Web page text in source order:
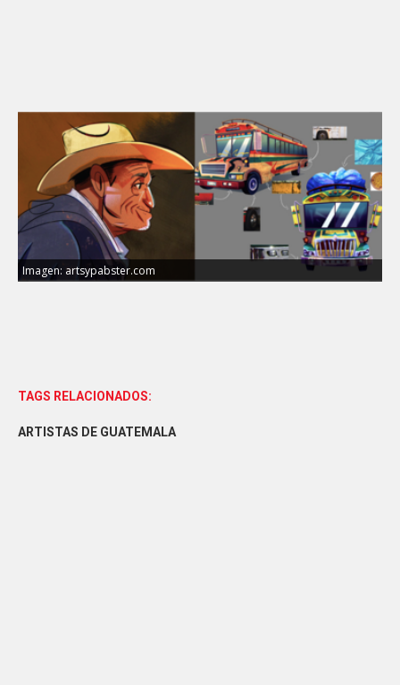
Imagen: artsypabster.com
TAGS RELACIONADOS:
ARTISTAS DE GUATEMALA